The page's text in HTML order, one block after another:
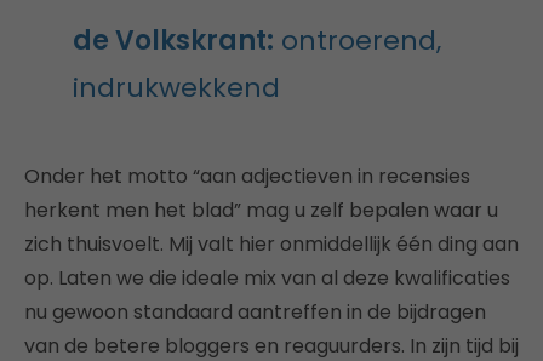
de Volkskrant: ontroerend,
indrukwekkend
Onder het motto “aan adjectieven in recensies
herkent men het blad” mag u zelf bepalen waar u
zich thuisvoelt. Mij valt hier onmiddellijk één ding aan
op. Laten we die ideale mix van al deze kwalificaties
nu gewoon standaard aantreffen in de bijdragen
van de betere bloggers en reaguurders. In zijn tijd bij